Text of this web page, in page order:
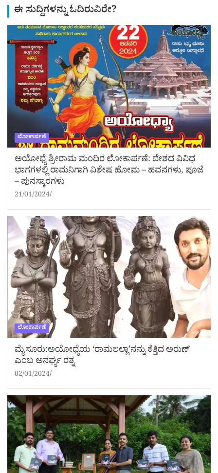
ಈ ಸುದ್ದಿಗಳನ್ನು ಓದಿರುವಿರೇ?
ಲೋಕಾರ್ಪಣೆ
ಅಯೋಧ್ಯೆ ಶ್ರೀರಾಮ ಮಂದಿರ ಲೋಕಾರ್ಪಣೆ: ದೇಶದ ವಿವಿಧ
ಭಾಗಗಳಲ್ಲಿ ರಾಮನಿಗಾಗಿ ವಿಶೇಷ ಹೋಮ – ಹವನಗಳು, ಪೂಜೆ
– ಪುನಸ್ಕಾರಗಳು
21/01/2024
ಲೋಕಾರ್ಪಣೆ
ಮೈಸೂರು:ಅಯೋಧ್ಯೆಯ ‘ರಾಮಲಲ್ಲಾ’ನನ್ನು ಕೆತ್ತಿದ ಅರುಣ್
ಎಂಬ ಅನರ್ಘ್ಯ ರತ್ನ
02/01/2024